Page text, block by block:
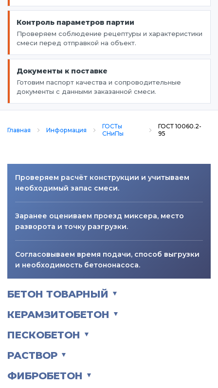
Контроль параметров партии
Проверяем соблюдение рецептуры и характеристики
смеси перед отправкой на объект.
Документы к поставке
Готовим паспорт качества и сопроводительные
документы с данными заказанной смеси.
Главная Информация
ГОСТы
СНиПы
ГОСТ 10060.2-
95
Проверяем расчёт конструкции и учитываем
необходимый запас смеси.
Заранее оцениваем проезд миксера, место
разворота и точку разгрузки.
Согласовываем время подачи, способ выгрузки
и необходимость бетононасоса.
БЕТОН ТОВАРНЫЙ ▼
КЕРАМЗИТОБЕТОН ▼
ПЕСКОБЕТОН ▼
РАСТВОР ▼
ФИБРОБЕТОН ▼